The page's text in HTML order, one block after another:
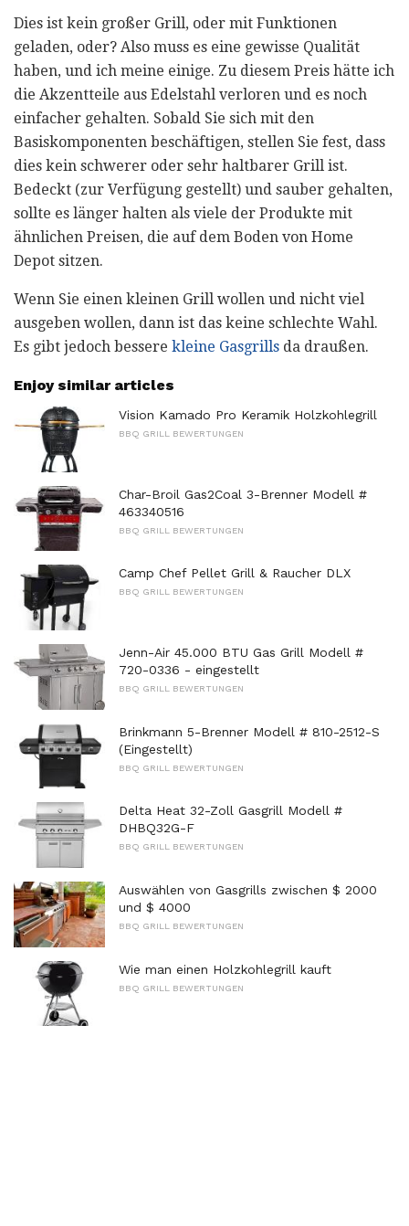
Dies ist kein großer Grill, oder mit Funktionen
geladen, oder? Also muss es eine gewisse Qualität
haben, und ich meine einige. Zu diesem Preis hätte ich
die Akzentteile aus Edelstahl verloren und es noch
einfacher gehalten. Sobald Sie sich mit den
Basiskomponenten beschäftigen, stellen Sie fest, dass
dies kein schwerer oder sehr haltbarer Grill ist.
Bedeckt (zur Verfügung gestellt) und sauber gehalten,
sollte es länger halten als viele der Produkte mit
ähnlichen Preisen, die auf dem Boden von Home
Depot sitzen.
Wenn Sie einen kleinen Grill wollen und nicht viel
ausgeben wollen, dann ist das keine schlechte Wahl.
Es gibt jedoch bessere kleine Gasgrills da draußen.
Enjoy similar articles
Vision Kamado Pro Keramik Holzkohlegrill
BBQ GRILL BEWERTUNGEN
Char-Broil Gas2Coal 3-Brenner Modell #
463340516
BBQ GRILL BEWERTUNGEN
Camp Chef Pellet Grill & Raucher DLX
BBQ GRILL BEWERTUNGEN
Jenn-Air 45.000 BTU Gas Grill Modell #
720-0336 - eingestellt
BBQ GRILL BEWERTUNGEN
Brinkmann 5-Brenner Modell # 810-2512-S
(Eingestellt)
BBQ GRILL BEWERTUNGEN
Delta Heat 32-Zoll Gasgrill Modell #
DHBQ32G-F
BBQ GRILL BEWERTUNGEN
Auswählen von Gasgrills zwischen $ 2000
und $ 4000
BBQ GRILL BEWERTUNGEN
Wie man einen Holzkohlegrill kauft
BBQ GRILL BEWERTUNGEN